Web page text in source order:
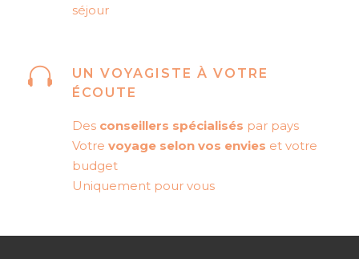
séjour
UN VOYAGISTE À VOTRE
ÉCOUTE
Des conseillers spécialisés par pays
Votre voyage selon vos envies et votre
budget
Uniquement pour vous